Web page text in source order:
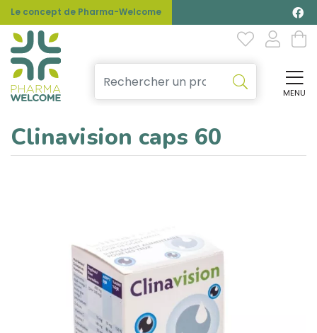
Le concept de Pharma-Welcome
MENU
Clinavision caps 60